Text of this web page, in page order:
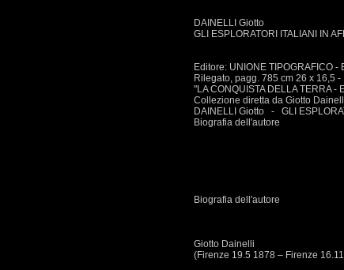
DAINELLI Giotto
GLI ESPLORATORI ITALIANI IN
Editore: UNIONE TIPOGRAFICO
Rilegato, pagg. 785 cm 26 x 16,5
"LA CONQUISTA DELLA TERRA
Collezione diretta da Giotto
DAINELLI Giotto - GLI
Biografia dell'autore
Biografia dell'autore
Giotto Dainelli
(Firenze 19.5 1878 – Firenze